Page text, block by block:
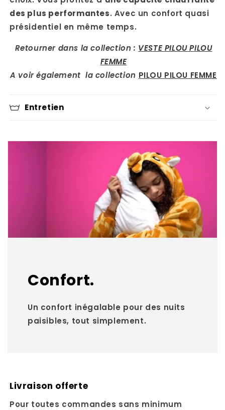
des plus performantes. Avec un confort quasi
présidentiel en même temps.
Retourner dans la collection : VESTE PILOU PILOU
FEMME
A voir également la collection PILOU PILOU FEMME
Entretien
Confort.
Un confort inégalable pour des nuits
paisibles, tout simplement.
Livraison offerte
Pour toutes commandes sans minimum